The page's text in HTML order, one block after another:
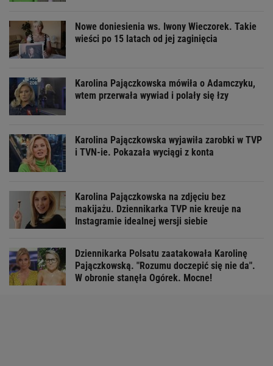
Nowe doniesienia ws. Iwony Wieczorek. Takie
wieści po 15 latach od jej zaginięcia
Karolina Pajączkowska mówiła o Adamczyku,
wtem przerwała wywiad i polały się łzy
Karolina Pajączkowska wyjawiła zarobki w TVP
i TVN-ie. Pokazała wyciągi z konta
Karolina Pajączkowska na zdjęciu bez
makijażu. Dziennikarka TVP nie kreuje na
Instagramie idealnej wersji siebie
Dziennikarka Polsatu zaatakowała Karolinę
Pajączkowską. "Rozumu doczepić się nie da".
W obronie stanęła Ogórek. Mocne!